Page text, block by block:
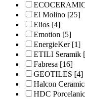
El Molino [25]
Elios [4]
Emotion [5]
EnergieKer[1]
ETILI Seramik
Fabresa [16]
GEOTILES [4]
Halcon
HDC